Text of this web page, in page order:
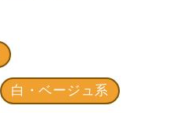
白・ベージュ系